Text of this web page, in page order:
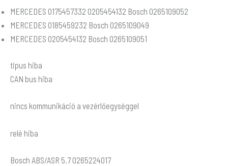
MERCEDES 0175457332 0205454132 Bosch 0265109052
MERCEDES 0185459232 Bosch 0265109049
MERCEDES 0205454132 Bosch 0265109051
tipus hiba
CAN bus hiba
nincs kommunikáció a vezérlőegységgel
relé hiba
Bosch ABS/ASR 5.7 0265224017